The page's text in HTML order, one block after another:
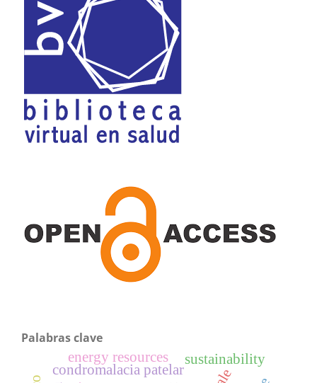
Palabras clave
condromalacia patelar
sustainability
energy resources